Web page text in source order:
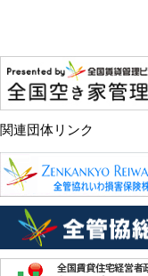
関連団体リンク